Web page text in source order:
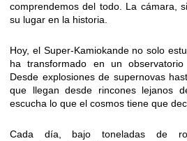
comprendemos del todo. La cámara,
su lugar en la historia.
Hoy, el Super-Kamiokande no solo
ha transformado en un
Desde explosiones de supernovas
que llegan desde rincones lejanos
escucha lo que el cosmos tiene que
Cada día, bajo toneladas de